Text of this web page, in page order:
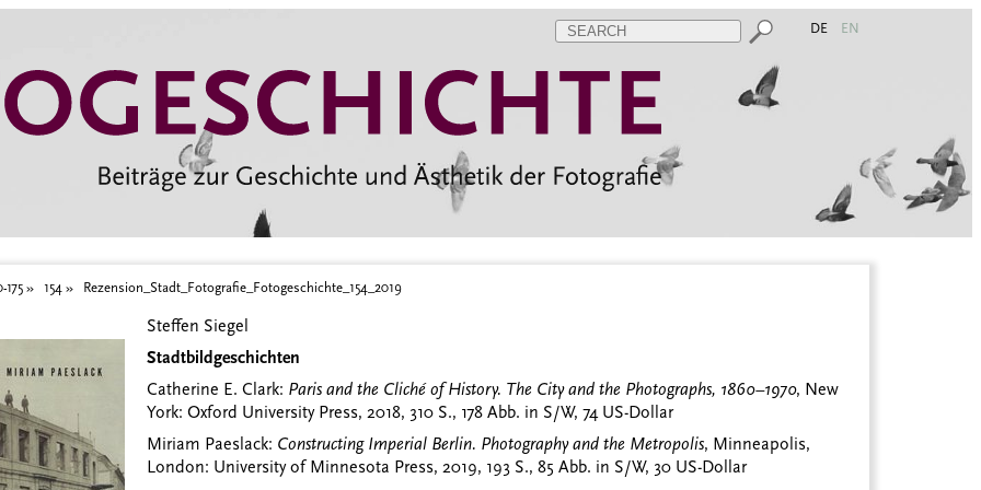
DE EN
175 154 Rezension_Stadt_Fotografie_Fotogeschichte_154_2019
Steffen Siegel
Stadtbildgeschichten
Catherine E. Clark: Paris and the Cliché of History. The City and the Photographs, 1860–1970, New
York: Oxford University Press, 2018, 310 S., 178 Abb. in S/W, 74 US-Dollar
Miriam Paeslack: Constructing Imperial Berlin. Photography and the Metropolis, Minneapolis,
London: University of Minnesota Press, 2019, 193 S., 85 Abb. in S/W, 30 US-Dollar